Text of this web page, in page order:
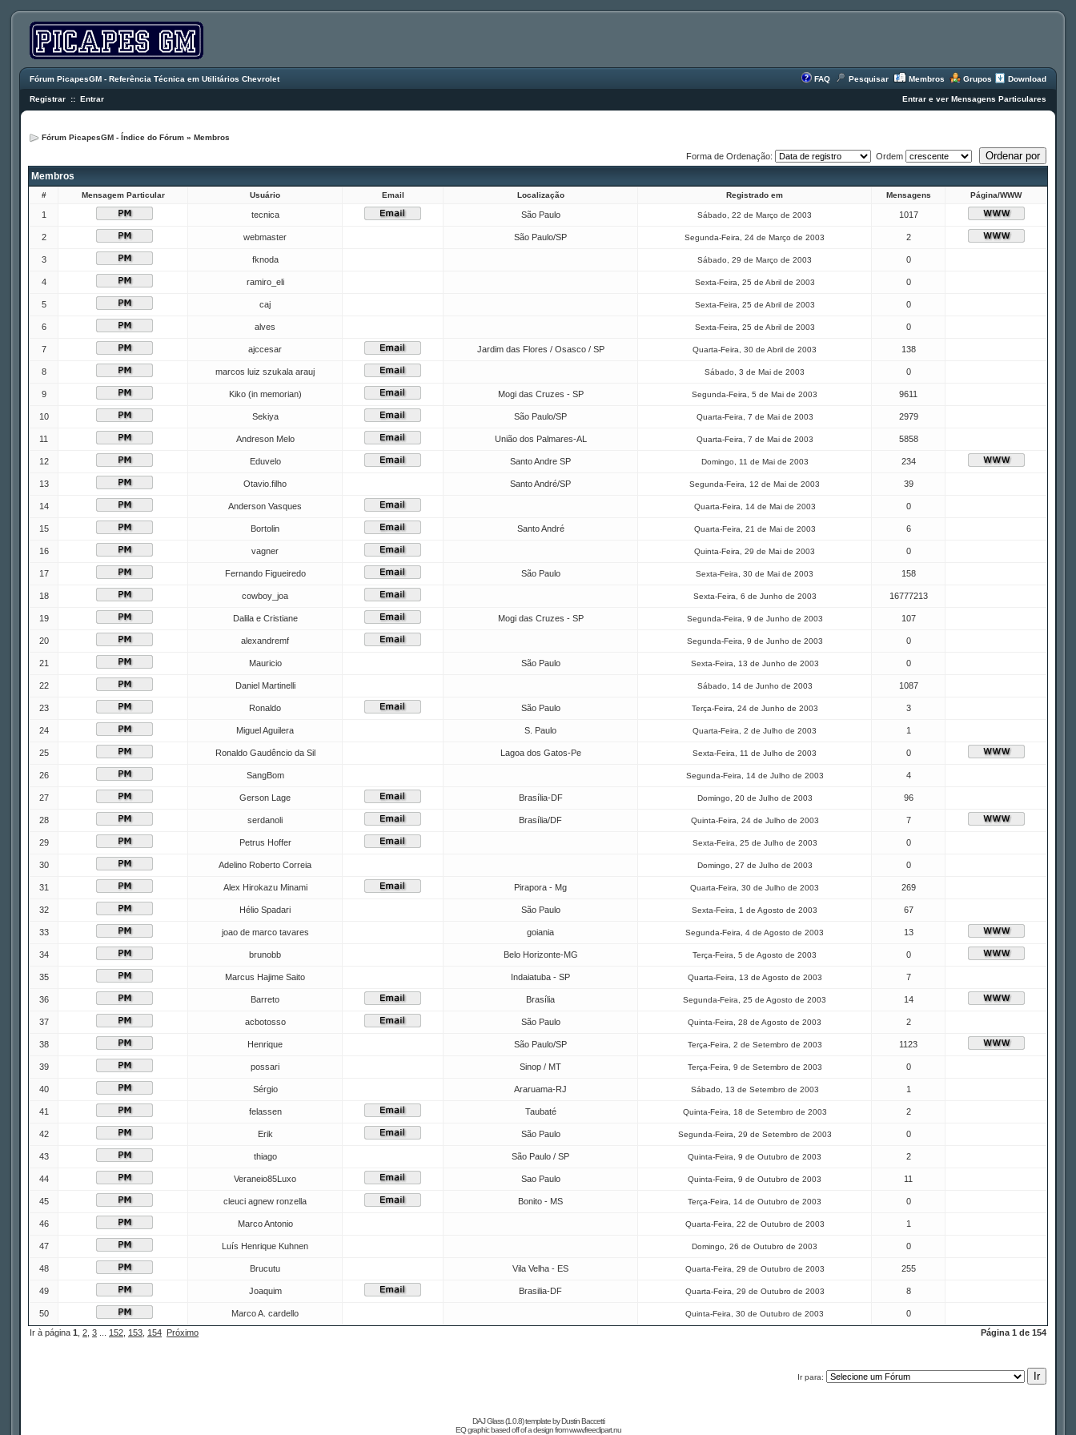
Fórum PicapesGM - Referência Técnica em Utilitários Chevrolet FAQ Pesquisar Membros Grupos Download
Registrar :: Entrar Entrar e ver Mensagens Particulares
Fórum PicapesGM - Índice do Fórum » Membros
Forma de Ordenação: Ordem
Membros
# Mensagem Particular Usuário Email Localização Registrado em Mensagens Página/WWW
1 tecnica São Paulo Sábado, 22 de Março de 2003 1017
2 webmaster São Paulo/SP Segunda-Feira, 24 de Março de 2003 2
3 fknoda Sábado, 29 de Março de 2003 0
4 ramiro_eli Sexta-Feira, 25 de Abril de 2003 0
5 caj Sexta-Feira, 25 de Abril de 2003 0
6 alves Sexta-Feira, 25 de Abril de 2003 0
7 ajccesar Jardim das Flores / Osasco / SP Quarta-Feira, 30 de Abril de 2003 138
8 marcos luiz szukala arauj Sábado, 3 de Mai de 2003 0
9 Kiko (in memorian) Mogi das Cruzes - SP Segunda-Feira, 5 de Mai de 2003 9611
10 Sekiya São Paulo/SP Quarta-Feira, 7 de Mai de 2003 2979
11 Andreson Melo União dos Palmares-AL Quarta-Feira, 7 de Mai de 2003 5858
12 Eduvelo Santo Andre SP Domingo, 11 de Mai de 2003 234
13 Otavio.filho Santo André/SP Segunda-Feira, 12 de Mai de 2003 39
14 Anderson Vasques Quarta-Feira, 14 de Mai de 2003 0
15 Bortolin Santo André Quarta-Feira, 21 de Mai de 2003 6
16 vagner Quinta-Feira, 29 de Mai de 2003 0
17 Fernando Figueiredo São Paulo Sexta-Feira, 30 de Mai de 2003 158
18 cowboy_joa Sexta-Feira, 6 de Junho de 2003 16777213
19 Dalila e Cristiane Mogi das Cruzes - SP Segunda-Feira, 9 de Junho de 2003 107
20 alexandremf Segunda-Feira, 9 de Junho de 2003 0
21 Mauricio São Paulo Sexta-Feira, 13 de Junho de 2003 0
22 Daniel Martinelli Sábado, 14 de Junho de 2003 1087
23 Ronaldo São Paulo Terça-Feira, 24 de Junho de 2003 3
24 Miguel Aguilera S. Paulo Quarta-Feira, 2 de Julho de 2003 1
25 Ronaldo Gaudêncio da Sil Lagoa dos Gatos-Pe Sexta-Feira, 11 de Julho de 2003 0
26 SangBom Segunda-Feira, 14 de Julho de 2003 4
27 Gerson Lage Brasília-DF Domingo, 20 de Julho de 2003 96
28 serdanoli Brasília/DF Quinta-Feira, 24 de Julho de 2003 7
29 Petrus Hoffer Sexta-Feira, 25 de Julho de 2003 0
30 Adelino Roberto Correia Domingo, 27 de Julho de 2003 0
31 Alex Hirokazu Minami Pirapora - Mg Quarta-Feira, 30 de Julho de 2003 269
32 Hélio Spadari São Paulo Sexta-Feira, 1 de Agosto de 2003 67
33 joao de marco tavares goiania Segunda-Feira, 4 de Agosto de 2003 13
34 brunobb Belo Horizonte-MG Terça-Feira, 5 de Agosto de 2003 0
35 Marcus Hajime Saito Indaiatuba - SP Quarta-Feira, 13 de Agosto de 2003 7
36 Barreto Brasília Segunda-Feira, 25 de Agosto de 2003 14
37 acbotosso São Paulo Quinta-Feira, 28 de Agosto de 2003 2
38 Henrique São Paulo/SP Terça-Feira, 2 de Setembro de 2003 1123
39 possari Sinop / MT Terça-Feira, 9 de Setembro de 2003 0
40 Sérgio Araruama-RJ Sábado, 13 de Setembro de 2003 1
41 felassen Taubaté Quinta-Feira, 18 de Setembro de 2003 2
42 Erik São Paulo Segunda-Feira, 29 de Setembro de 2003 0
43 thiago São Paulo / SP Quinta-Feira, 9 de Outubro de 2003 2
44 Veraneio85Luxo Sao Paulo Quinta-Feira, 9 de Outubro de 2003 11
45 cleuci agnew ronzella Bonito - MS Terça-Feira, 14 de Outubro de 2003 0
46 Marco Antonio Quarta-Feira, 22 de Outubro de 2003 1
47 Luís Henrique Kuhnen Domingo, 26 de Outubro de 2003 0
48 Brucutu Vila Velha - ES Quarta-Feira, 29 de Outubro de 2003 255
49 Joaquim Brasilia-DF Quarta-Feira, 29 de Outubro de 2003 8
50 Marco A. cardello Quinta-Feira, 30 de Outubro de 2003
0
Ir à página 1 2 3 152 153 154 Próximo Página 1 de 154
Ir para:
DAJ Glass (1.0.8) template byDustin Baccetti
EQ graphic based off of a design fromwww.freeclipart.nu